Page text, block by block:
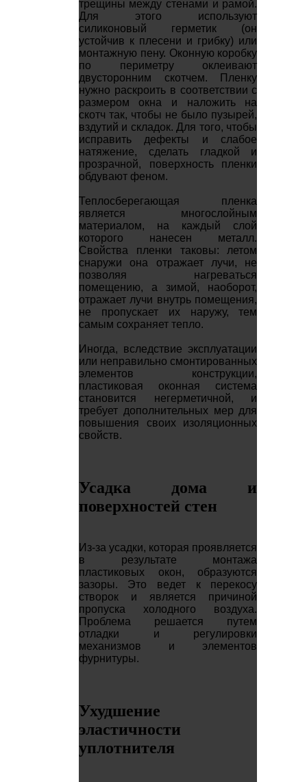
трещины между стенами и рамой.
Для этого используют
силиконовый герметик (он
устойчив к плесени и грибку) или
монтажную пену. Оконную коробку
по периметру оклеивают
двусторонним скотчем. Пленку
нужно раскроить в соответствии с
размером окна и наложить на
скотч так, чтобы не было пузырей,
вздутий и складок. Для того, чтобы
исправить дефекты и слабое
натяжение, сделать гладкой и
прозрачной, поверхность пленки
обдувают феном.
Теплосберегающая пленка
является многослойным
материалом, на каждый слой
которого нанесен металл.
Свойства пленки таковы: летом
снаружи она отражает лучи, не
позволяя нагреваться
помещению, а зимой, наоборот,
отражает лучи внутрь помещения,
не пропускает их наружу, тем
самым сохраняет тепло.
Иногда, вследствие эксплуатации
или неправильно смонтированных
элементов конструкции,
пластиковая оконная система
становится негерметичной, и
требует дополнительных мер для
повышения своих изоляционных
свойств.
Усадка дома и
поверхностей стен
Из-за усадки, которая проявляется
в результате монтажа
пластиковых окон, образуются
зазоры. Это ведет к перекосу
створок и является причиной
пропуска холодного воздуха.
Проблема решается путем
отладки и регулировки
механизмов и элементов
фурнитуры.
Ухудшение
эластичности
уплотнителя